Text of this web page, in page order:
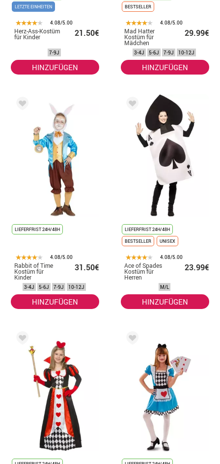
LETZTE EINHEITEN
4.08/5.00
Herz-Ass-Kostüm
für Kinder 21.50€
7-9J
HINZUFÜGEN
BESTSELLER
4.08/5.00
Mad Hatter
Kostüm für
Mädchen
29.99€
3-4J 5-6J 7-9J 10-12J
HINZUFÜGEN
LIEFERFRIST 24H/48H
4.08/5.00
Rabbit of Time
Kostüm für
Kinder
31.50€
3-4J 5-6J 7-9J 10-12J
HINZUFÜGEN
LIEFERFRIST 24H/48H
BESTSELLER
UNISEX
4.08/5.00
Ace of Spades
Kostüm für
Herren
23.99€
M/L
HINZUFÜGEN